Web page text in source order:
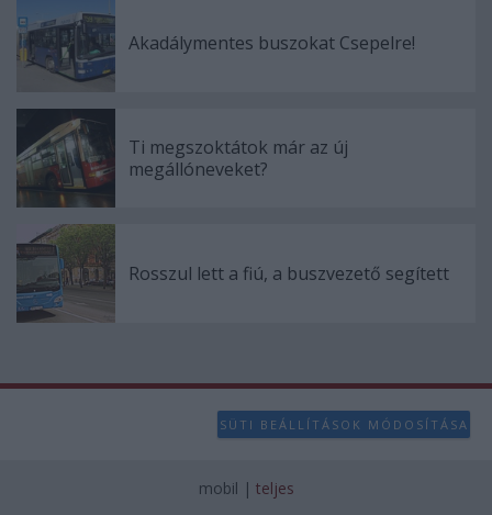
Akadálymentes buszokat Csepelre!
Ti megszoktátok már az új
megállóneveket?
Rosszul lett a fiú, a buszvezető segített
SÜTI BEÁLLÍTÁSOK MÓDOSÍTÁSA
mobil | teljes